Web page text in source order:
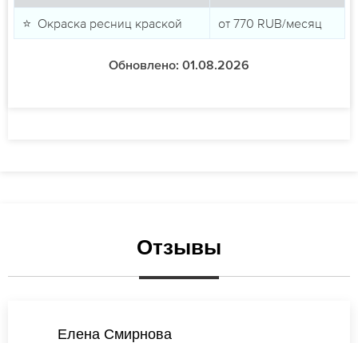
⭐ Окраска ресниц краской от 770 RUB/месяц
Обновлено: 01.08.2026
Отзывы
Виктория Петрова